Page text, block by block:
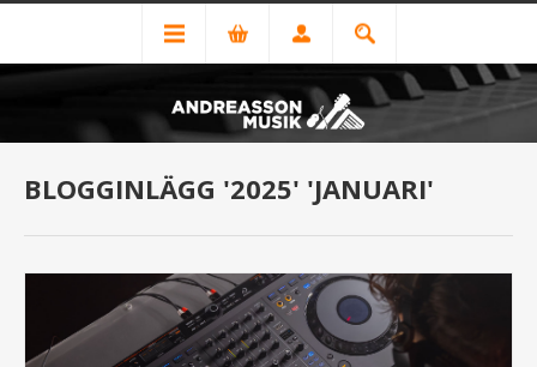
BLOGGINLÄGG '2025' 'JANUARI'